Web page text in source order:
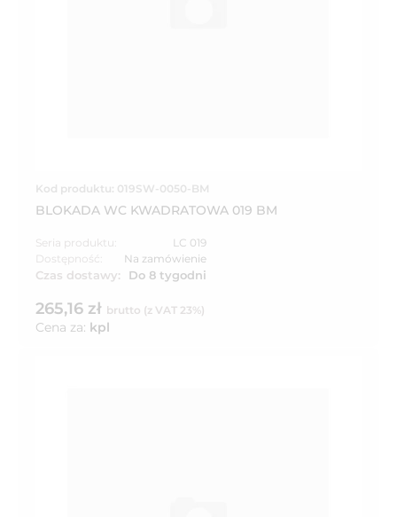
Kod produktu: 019SW-0050-BM
BLOKADA WC KWADRATOWA 019 BM
Seria produktu:
LC 019
Dostępność:
Na zamówienie
Czas dostawy: Do 8 tygodni
265,16 zł brutto (z VAT 23%)
Cena za: kpl